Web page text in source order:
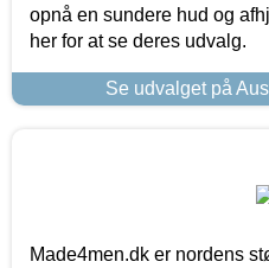
opnå en sundere hud og
her for at se deres udvalg.
Se udvalget på
Made4men.dk er nordens